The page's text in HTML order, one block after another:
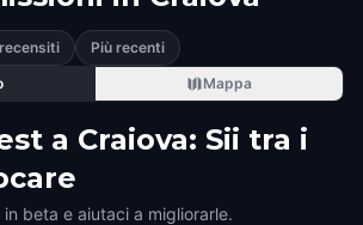
Più recenti
Mappa
a Craiova: Sii tra i
beta e aiutaci a migliorarle.